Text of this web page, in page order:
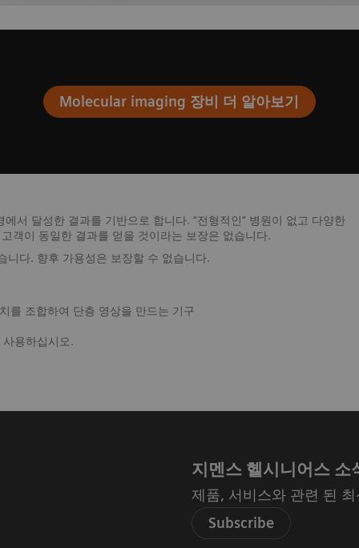
Molecular imaging 장비 더 알아보기
서 달성한 결과를 기반으로 합니다. “전형적인” 병원이 없고 다양한
객이 동일한 결과를 얻을 것이라는 보장은 없습니다.
니다. 향후 가용성은 보장할 수 없습니다.
를 조합하여 단층 영상을 만드는 기구
용하십시오.
지멘스 헬시니어스 소
제품, 서비스와 관련 된
Subscribe